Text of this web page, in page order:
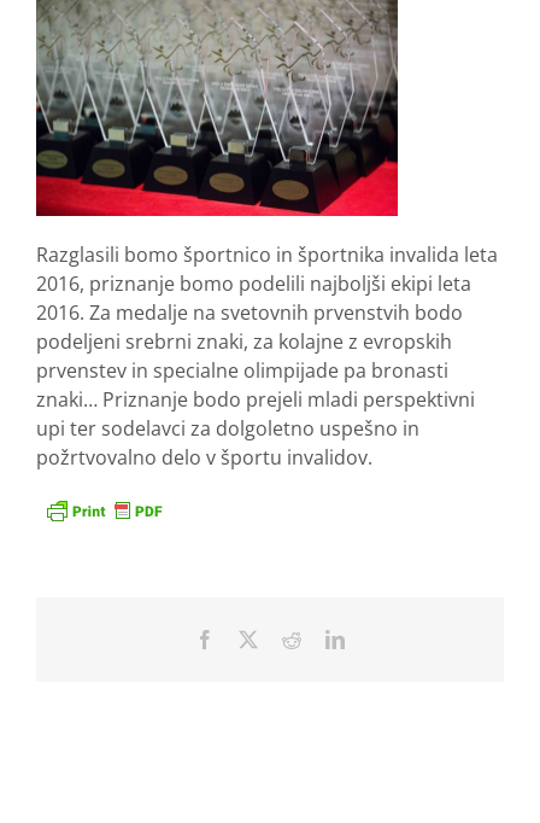
Razglasili bomo športnico in športnika invalida leta
2016, priznanje bomo podelili najboljši ekipi leta
2016. Za medalje na svetovnih prvenstvih bodo
podeljeni srebrni znaki, za kolajne z evropskih
prvenstev in specialne olimpijade pa bronasti
znaki… Priznanje bodo prejeli mladi perspektivni
upi ter sodelavci za dolgoletno uspešno in
požrtvovalno delo v športu invalidov.
Facebook RedditLinkedIn